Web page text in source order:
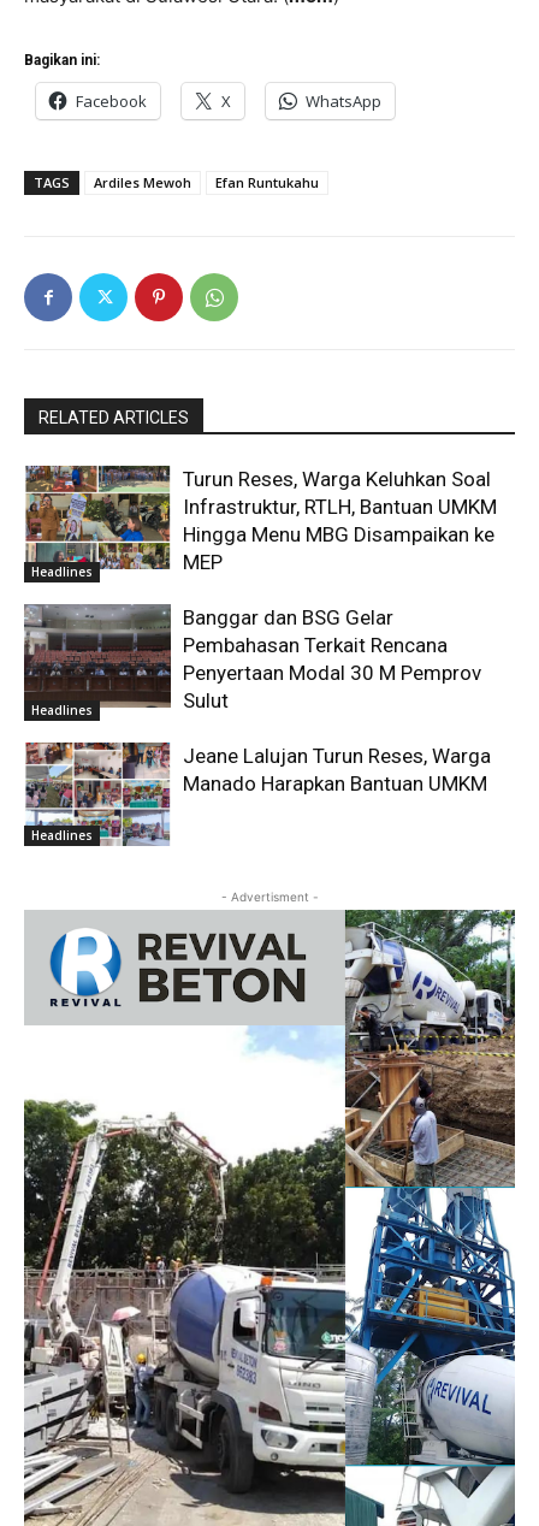
Bagikan ini:
Facebook X WhatsApp
TAGS Ardiles Mewoh Efan Runtukahu
RELATED ARTICLES
Headlines
Turun Reses, Warga Keluhkan Soal
Infrastruktur, RTLH, Bantuan UMKM
Hingga Menu MBG Disampaikan ke
MEP
Headlines
Banggar dan BSG Gelar
Pembahasan Terkait Rencana
Penyertaan Modal 30 M Pemprov
Sulut
Headlines
Jeane Lalujan Turun Reses, Warga
Manado Harapkan Bantuan UMKM
- Advertisment -